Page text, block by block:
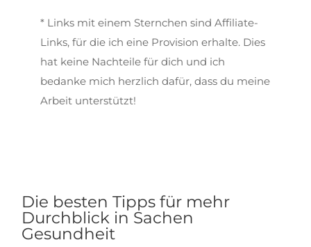
* Links mit einem Sternchen sind Affiliate-
Links, für die ich eine Provision erhalte. Dies
hat keine Nachteile für dich und ich
bedanke mich herzlich dafür, dass du meine
Arbeit unterstützt!
Die besten Tipps für mehr
Durchblick in Sachen
Gesundheit